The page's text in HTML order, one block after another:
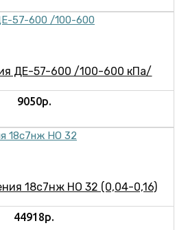
ДЕ-57-600 /100-600 кПа/
9050р.
18с7нж НО 32 (0,04-0,16)
44918р.